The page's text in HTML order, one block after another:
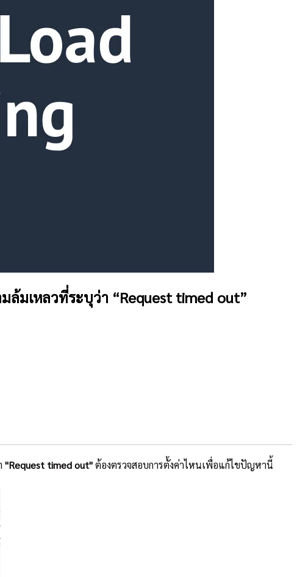
ล้มเหลวที่ระบุว่า “Request timed out”
"Request timed out"ต้องตรวจสอบการตั้งค่าไหนเพื่อแก้ไขปัญหานี้